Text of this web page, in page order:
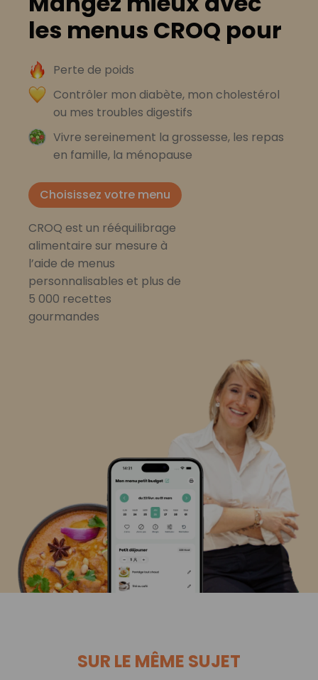
les menus CROQ pour
Perte de poids
Contrôler mon diabète, mon cholestérol
ou mes troubles digestifs
Vivre sereinement la grossesse, les repas
en famille, la ménopause
Choisissez votre menu
CROQ est un rééquilibrage
alimentaire sur mesure à
l’aide de menus
personnalisables et plus de
5 000 recettes
gourmandes
SUR LE MÊME SUJET